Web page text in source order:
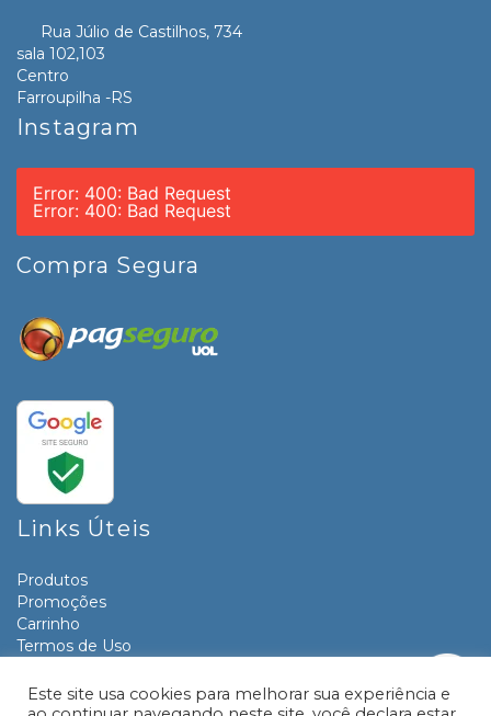
Rua Júlio de Castilhos, 734
sala 102,103
Centro
Farroupilha -RS
Instagram
Error: 400: Bad Request
Error: 400: Bad Request
Compra Segura
Links Úteis
Produtos
Promoções
Carrinho
Termos de Uso
Contato
Este site usa cookies para melhorar sua experiência e